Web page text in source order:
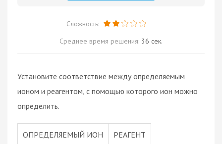
Сложность:
Среднее время решения: 36 сек.
Установите соответствие между определяемым
ионом и реагентом, с помощью которого ион можно
определить.
ОПРЕДЕЛЯЕМЫЙ ИОН РЕАГЕНТ